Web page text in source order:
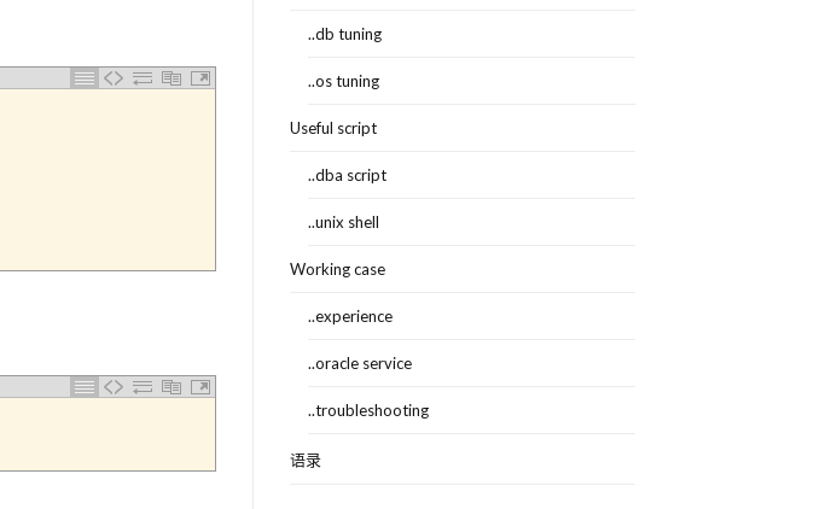
..db tuning
..os tuning
Useful script
..dba script
..unix shell
Working case
..experience
..oracle service
..troubleshooting
语录